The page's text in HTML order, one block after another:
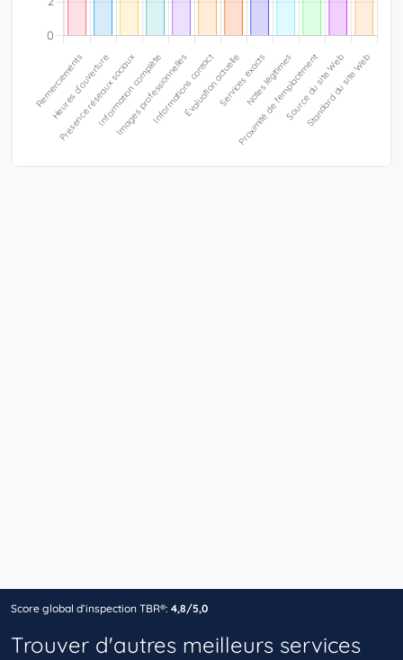
Score global d’inspection TBR®: 4,8/5,0
Trouver d'autres meilleurs services